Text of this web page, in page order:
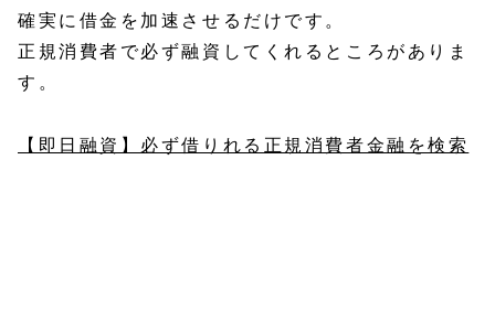
確実に借金を加速させるだけです。
正規消費者で必ず融資してくれるところがありま
す。
【即日融資】必ず借りれる正規消費者金融を検索